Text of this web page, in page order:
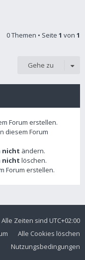
0 Themen • Seite 1 von 1
Gehe zu
Forum erstellen.
diesem Forum
nicht ändern.
nicht löschen.
Forum erstellen.
Alle Zeiten sind UTC+02:00
Alle Cookies löschen
Nutzungsbedingungen